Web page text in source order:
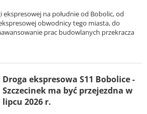
na południe od Bobolic, od
obwodnicy tego miasta, do
prac budowlanych przekracza
Droga ekspresowa S11 Bobolice -
Szczecinek ma być przejezdna w
lipcu 2026 r.